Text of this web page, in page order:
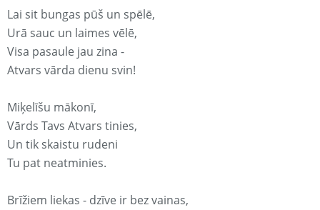
Lai sit bungas pūš un spēlē,
Urā sauc un laimes vēlē,
Visa pasaule jau zina -
Atvars vārda dienu svin!
Miķelīšu mākonī,
Vārds Tavs Atvars tinies,
Un tik skaistu rudeni
Tu pat neatminies.
Brīžiem liekas - dzīve ir bez vainas,